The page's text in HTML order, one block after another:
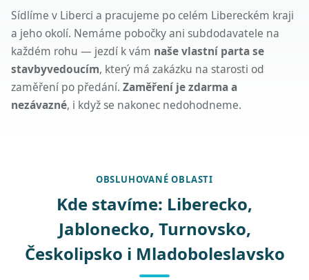
Sídlíme v Liberci a pracujeme po celém Libereckém kraji
a jeho okolí. Nemáme pobočky ani subdodavatele na
každém rohu — jezdí k vám naše vlastní parta se
stavbyvedoucím, který má zakázku na starosti od
zaměření po předání. Zaměření je zdarma a
nezávazné, i když se nakonec nedohodneme.
OBSLUHOVANÉ OBLASTI
Kde stavíme: Liberecko,
Jablonecko, Turnovsko,
Českolipsko i Mladoboleslavsko